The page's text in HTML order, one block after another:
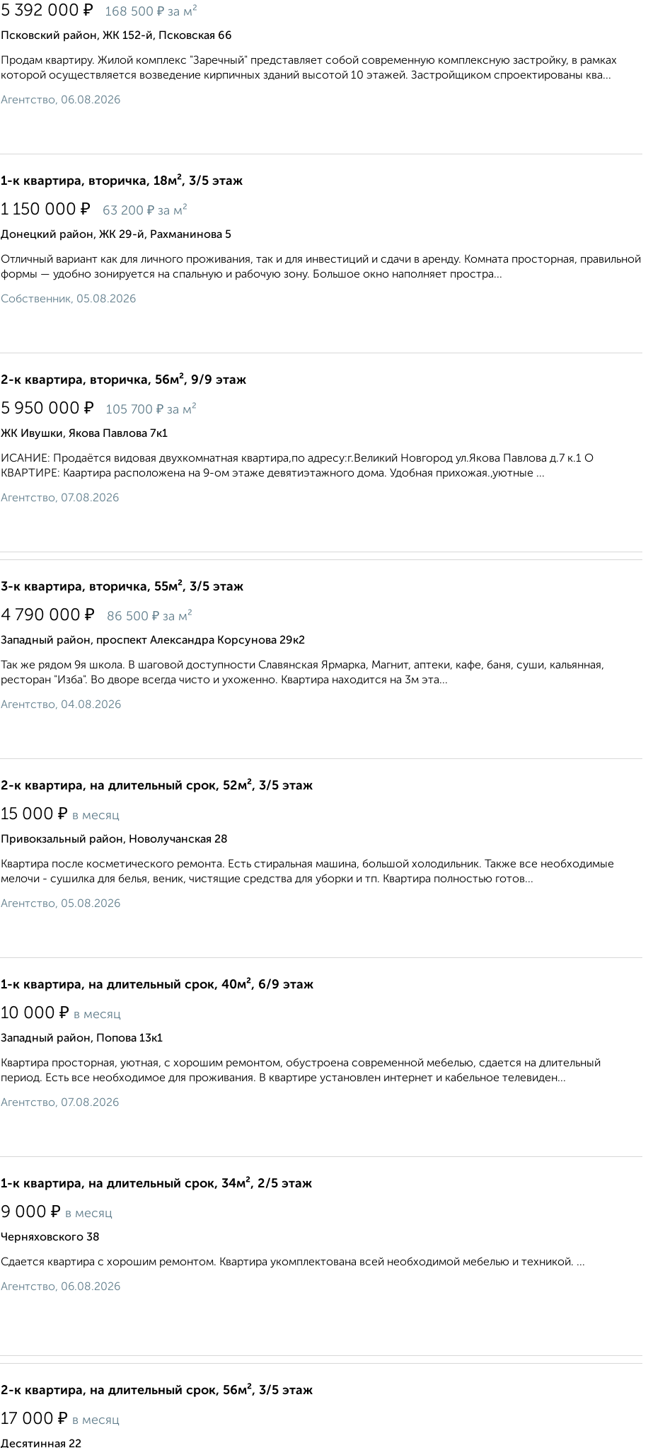
5 392 000 ₽ 168 500 ₽ за м²
Псковский район, ЖК 152-й, Псковская 66
Продам квартиру. Жилой комплекс "Заречный" представляет собой современную комплексную застройку, в рамках
которой осуществляется возведение кирпичных зданий высотой 10 этажей. Застройщиком спроектированы ква...
Агентство, 06.08.2026
1-к квартира, вторичка, 18м², 3/5 этаж
1 150 000 ₽ 63 200 ₽ за м²
Донецкий район, ЖК 29-й, Рахманинова 5
Отличный вариант как для личного проживания, так и для инвестиций и сдачи в аренду. Комната просторная, правильной
формы — удобно зонируется на спальную и рабочую зону. Большое окно наполняет простра...
Собственник, 05.08.2026
2-к квартира, вторичка, 56м², 9/9 этаж
5 950 000 ₽ 105 700 ₽ за м²
ЖК Ивушки, Якова Павлова 7к1
ИСАНИЕ: Продаётся видовая двухкомнатная квартира,по адресу:г.Великий Новгород ул.Якова Павлова д.7 к.1 О
КВАРТИРЕ: Каартира расположена на 9-ом этаже девятиэтажного дома. Удобная прихожая.,уютные ...
Агентство, 07.08.2026
3-к квартира, вторичка, 55м², 3/5 этаж
4 790 000 ₽ 86 500 ₽ за м²
Западный район, проспект Александра Корсунова 29к2
Так же рядом 9я школа. В шаговой доступности Славянская Ярмарка, Магнит, аптеки, кафе, баня, суши, кальянная,
ресторан "Изба". Во дворе всегда чисто и ухоженно. Квартира находится на 3м эта...
Агентство, 04.08.2026
2-к квартира, на длительный срок, 52м², 3/5 этаж
15 000 ₽ в месяц
Привокзальный район, Новолучанская 28
Квартира после косметического ремонта. Есть стиральная машина, большой холодильник. Также все необходимые
мелочи - сушилка для белья, веник, чистящие средства для уборки и тп. Квартира полностью готов...
Агентство, 05.08.2026
1-к квартира, на длительный срок, 40м², 6/9 этаж
10 000 ₽ в месяц
Западный район, Попова 13к1
Квартира просторная, уютная, с хорошим ремонтом, обустроена современной мебелью, сдается на длительный
период. Есть все необходимое для проживания. В квартире установлен интернет и кабельное телевиден...
Агентство, 07.08.2026
1-к квартира, на длительный срок, 34м², 2/5 этаж
9 000 ₽ в месяц
Черняховского 38
Сдается квартира с хорошим ремонтом. Квартира укомплектована всей необходимой мебелью и техникой. ...
Агентство, 06.08.2026
2-к квартира, на длительный срок, 56м², 3/5 этаж
17 000 ₽ в месяц
Десятинная 22